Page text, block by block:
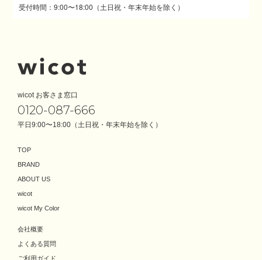
受付時間：9:00〜18:00（土日祝・年末年始を除く）
wicot お客さま窓口
0120-087-666
平日9:00〜18:00（土日祝・年末年始を除く）
TOP
BRAND
ABOUT US
wicot
wicot My Color
会社概要
よくある質問
ご利用ガイド